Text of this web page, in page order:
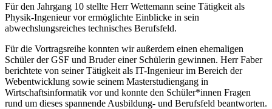
Für den Jahrgang 10 stellte Herr Wettemann seine Tätigkeit als
Physik-Ingenieur vor ermöglichte Einblicke in sein
abwechslungsreiches technisches Berufsfeld.
Für die Vortragsreihe konnten wir außerdem einen ehemaligen
Schüler der GSF und Bruder einer Schülerin gewinnen. Herr Faber
berichtete von seiner Tätigkeit als IT-Ingenieur im Bereich der
Webentwicklung sowie seinem Masterstudiengang in
Wirtschaftsinformatik vor und konnte den Schüler*innen Fragen
rund um dieses spannende Ausbildung- und Berufsfeld beantworten.